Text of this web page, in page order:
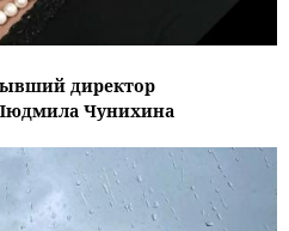
директор
Чунихина